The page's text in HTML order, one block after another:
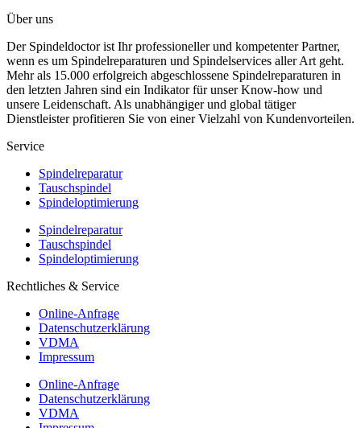
Über uns
Der Spindeldoctor ist Ihr professioneller und kompetenter Partner,
wenn es um Spindelreparaturen und Spindelservices aller Art geht.
Mehr als 15.000 erfolgreich abgeschlossene Spindelreparaturen in
den letzten Jahren sind ein Indikator für unser Know-how und
unsere Leidenschaft. Als unabhängiger und global tätiger
Dienstleister profitieren Sie von einer Vielzahl von Kundenvorteilen.
Service
Spindelreparatur
Tauschspindel
Spindeloptimierung
Spindelreparatur
Tauschspindel
Spindeloptimierung
Rechtliches & Service
Online-Anfrage
Datenschutzerklärung
VDMA
Impressum
Online-Anfrage
Datenschutzerklärung
VDMA